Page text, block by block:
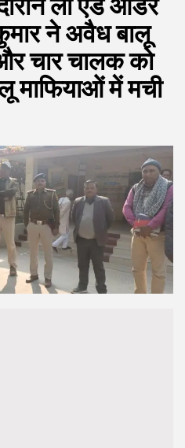
लॉ एंड ऑर्डर
ने अवैध बालू
चार चालक को
माफियाओं में मची